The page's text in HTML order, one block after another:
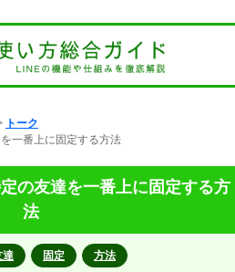
トーク
一番上に固定する方法
の友達を一番上に固定する方
法
達 固定 方法